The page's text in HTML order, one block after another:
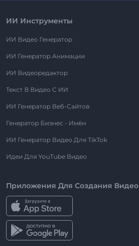
ИИ Инструменты
ИИ Видео Генератор
ИИ Генератор Анимации
ИИ Видеоредактор
Текст В Видео С ИИ
ИИ Генератор Веб-Сайтов
Генератор Бизнес - Имён
ИИ Генератор Видео Для TikTok
Идеи Для YouTube Видео
Приложения Для Создания Видео